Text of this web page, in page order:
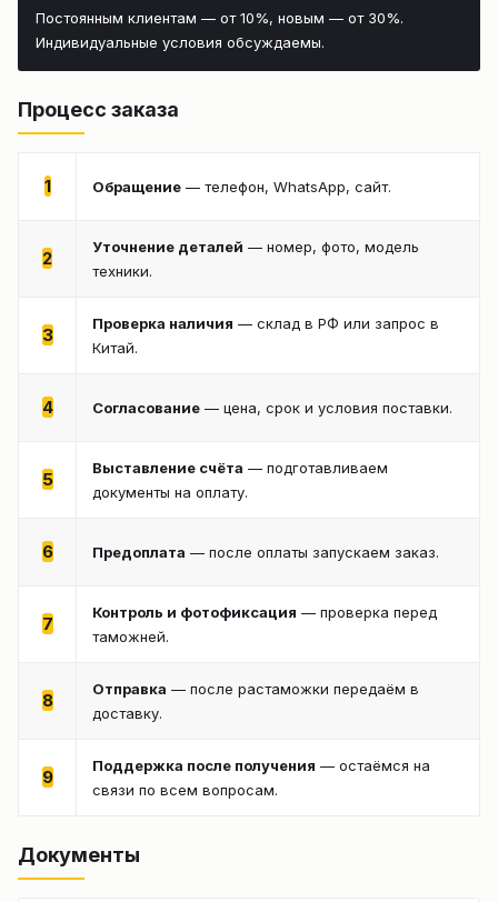
Постоянным клиентам — от 10%, новым — от 30%.
Индивидуальные условия обсуждаемы.
Процесс заказа
1 Обращение — телефон, WhatsApp, сайт.
2
Уточнение деталей — номер, фото, модель
техники.
3
Проверка наличия — склад в РФ или запрос в
Китай.
4 Согласование — цена, срок и условия поставки.
5
Выставление счёта — подготавливаем
документы на оплату.
6 Предоплата — после оплаты запускаем заказ.
7
Контроль и фотофиксация — проверка перед
таможней.
8
Отправка — после растаможки передаём в
доставку.
9
Поддержка после получения — остаёмся на
связи по всем вопросам.
Документы